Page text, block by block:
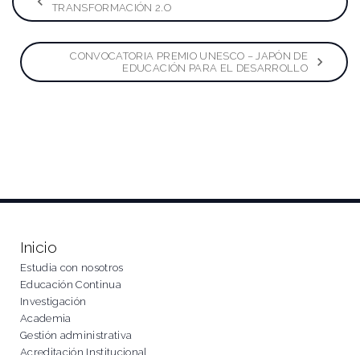
de
entradas
TRANSFORMACIÓN 2.O
CONVOCATORIA PREMIO UNESCO – JAPÓN DE
EDUCACIÓN PARA EL DESARROLLO
Inicio
Estudia con nosotros
Educación Continua
Investigación
Academia
Gestión administrativa
Acreditación Institucional